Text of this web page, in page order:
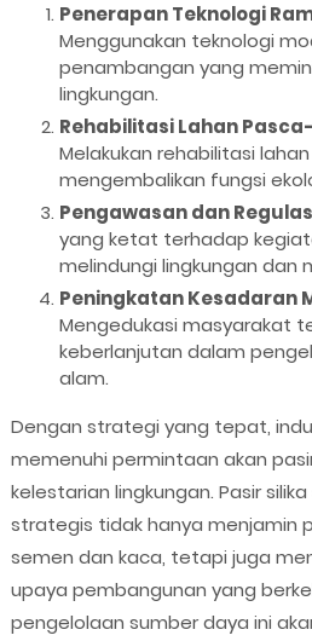
Penerapan Teknologi
Menggunakan teknologi
penambangan yang
lingkungan.
Rehabilitasi Lahan
Melakukan rehabilitasi
mengembalikan fungsi
Pengawasan dan
yang ketat terhadap
melindungi lingkungan
Peningkatan Kesadaran
Mengedukasi masyarakat
keberlanjutan dalam
alam.
Dengan strategi yang tepat,
memenuhi permintaan akan
kelestarian lingkungan. Pasir
strategis tidak hanya menjamin
semen dan kaca, tetapi juga
upaya pembangunan yang
pengelolaan sumber daya ini